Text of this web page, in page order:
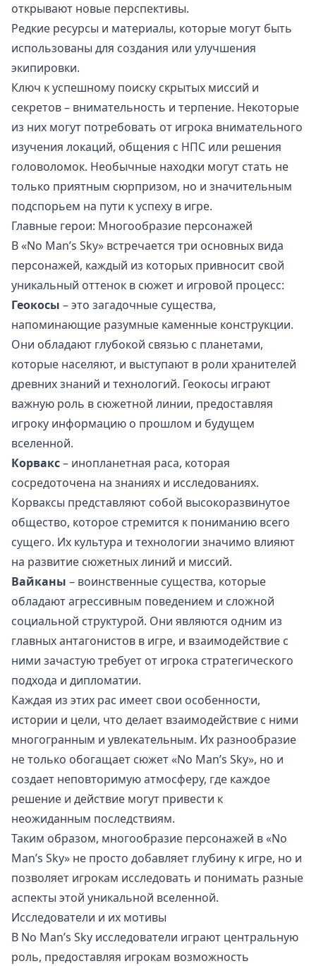
открывают новые перспективы.
Редкие ресурсы и материалы, которые могут быть
использованы для создания или улучшения
экипировки.
Ключ к успешному поиску скрытых миссий и
секретов – внимательность и терпение. Некоторые
из них могут потребовать от игрока внимательного
изучения локаций, общения с НПС или решения
головоломок. Необычные находки могут стать не
только приятным сюрпризом, но и значительным
подспорьем на пути к успеху в игре.
Главные герои: Многообразие персонажей
В «No Man’s Sky» встречается три основных вида
персонажей, каждый из которых привносит свой
уникальный оттенок в сюжет и игровой процесс:
Геокосы – это загадочные существа,
напоминающие разумные каменные конструкции.
Они обладают глубокой связью с планетами,
которые населяют, и выступают в роли хранителей
древних знаний и технологий. Геокосы играют
важную роль в сюжетной линии, предоставляя
игроку информацию о прошлом и будущем
вселенной.
Корвакс– инопланетная раса, которая
сосредоточена на знаниях и исследованиях.
Корваксы представляют собой высокоразвинутое
общество, которое стремится к пониманию всего
сущего. Их культура и технологии значимо влияют
на развитие сюжетных линий и миссий.
Вайканы – воинственные существа, которые
обладают агрессивным поведением и сложной
социальной структурой. Они являются одним из
главных антагонистов в игре, и взаимодействие с
ними зачастую требует от игрока стратегического
подхода и дипломатии.
Каждая из этих рас имеет свои особенности,
истории и цели, что делает взаимодействие с ними
многогранным и увлекательным. Их разнообразие
не только обогащает сюжет «No Man’s Sky», но и
создает неповторимую атмосферу, где каждое
решение и действие могут привести к
неожиданным последствиям.
Таким образом, многообразие персонажей в «No
Man’s Sky» не просто добавляет глубину к игре, но и
позволяет игрокам исследовать и понимать разные
аспекты этой уникальной вселенной.
Исследователи и их мотивы
В No Man’s Sky исследователи играют центральную
роль, предоставляя игрокам возможность